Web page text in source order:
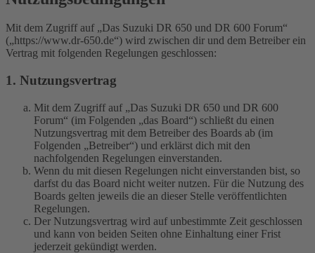
Mit dem Zugriff auf „Das Suzuki DR 650 und DR 600 Forum“
(„https://www.dr-650.de“) wird zwischen dir und dem Betreiber ein
Vertrag mit folgenden Regelungen geschlossen:
1. Nutzungsvertrag
Mit dem Zugriff auf „Das Suzuki DR 650 und DR 600
Forum“ (im Folgenden „das Board“) schließt du einen
Nutzungsvertrag mit dem Betreiber des Boards ab (im
Folgenden „Betreiber“) und erklärst dich mit den
nachfolgenden Regelungen einverstanden.
Wenn du mit diesen Regelungen nicht einverstanden bist, so
darfst du das Board nicht weiter nutzen. Für die Nutzung des
Boards gelten jeweils die an dieser Stelle veröffentlichten
Regelungen.
Der Nutzungsvertrag wird auf unbestimmte Zeit geschlossen
und kann von beiden Seiten ohne Einhaltung einer Frist
jederzeit gekündigt werden.